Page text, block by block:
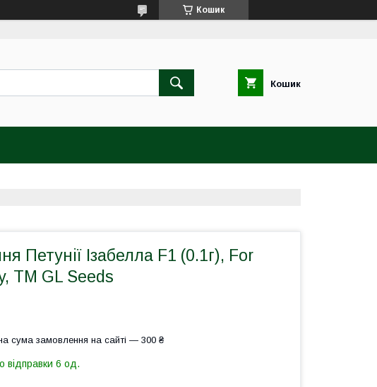
Кошик
Кошик
Петунiї Ізабелла F1 (0.1г), For
TM GL Seeds
сума замовлення на сайті — 300 ₴
відправки 6 од.